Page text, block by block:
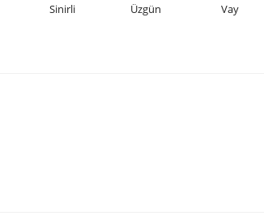
Sinirli Üzgün Vay